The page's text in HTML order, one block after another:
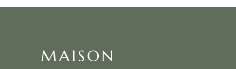
MAISON